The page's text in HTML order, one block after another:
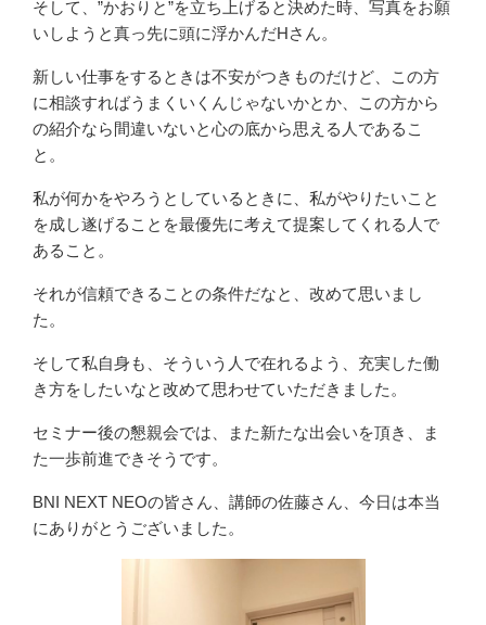
そして、”かおりと”を立ち上げると決めた時、写真をお願
いしようと真っ先に頭に浮かんだHさん。
新しい仕事をするときは不安がつきものだけど、この方
に相談すればうまくいくんじゃないかとか、この方から
の紹介なら間違いないと心の底から思える人であるこ
と。
私が何かをやろうとしているときに、私がやりたいこと
を成し遂げることを最優先に考えて提案してくれる人で
あること。
それが信頼できることの条件だなと、改めて思いまし
た。
そして私自身も、そういう人で在れるよう、充実した働
き方をしたいなと改めて思わせていただきました。
セミナー後の懇親会では、また新たな出会いを頂き、ま
た一歩前進できそうです。
BNI NEXT NEOの皆さん、講師の佐藤さん、今日は本当
にありがとうございました。